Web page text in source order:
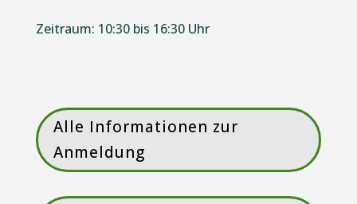
Zeitraum: 10:30 bis 16:30 Uhr
Alle Informationen zur
Anmeldung